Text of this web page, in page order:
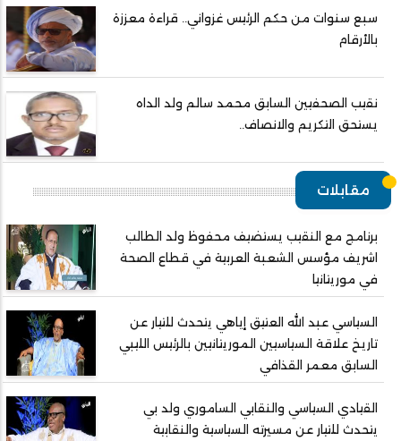
سبع سنوات من حكم الرئيس غزواني.. قراءة معززة
بالأرقام
نقيب الصحفيين السابق محمد سالم ولد الداه
يستحق التكريم والانصاف..
مقابلات
برنامج مع النقيب يستضيف محفوظ ولد الطالب
اشريف مؤسس الشعبة العربية في قطاع الصحة
في موريتانيا
السياسي عبد الله العتيق إياهي يتحدث للتيار عن
تاريخ علاقة السياسيين الموريتانيين بالرئيس الليبي
السابق معمر القذافي
القيادي السياسي والنقابي الساموري ولد بي
يتحدث للتيار عن مسيرته السياسية والنقابية